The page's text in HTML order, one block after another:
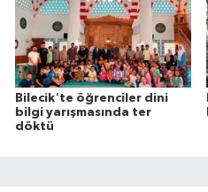
Bilecik'te öğrenciler dini
bilgi yarışmasında ter
döktü